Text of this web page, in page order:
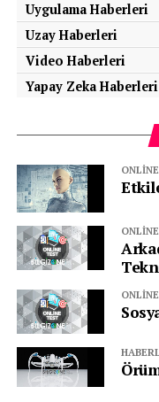
Uygulama Haberleri
Uzay Haberleri
Video Haberleri
Yapay Zeka Haberleri